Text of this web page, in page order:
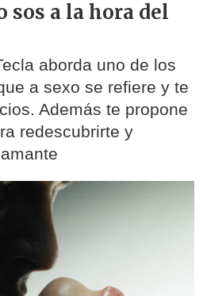
sos a la hora del
aborda uno de los
a sexo se refiere y te
Además te propone
redescubrirte y